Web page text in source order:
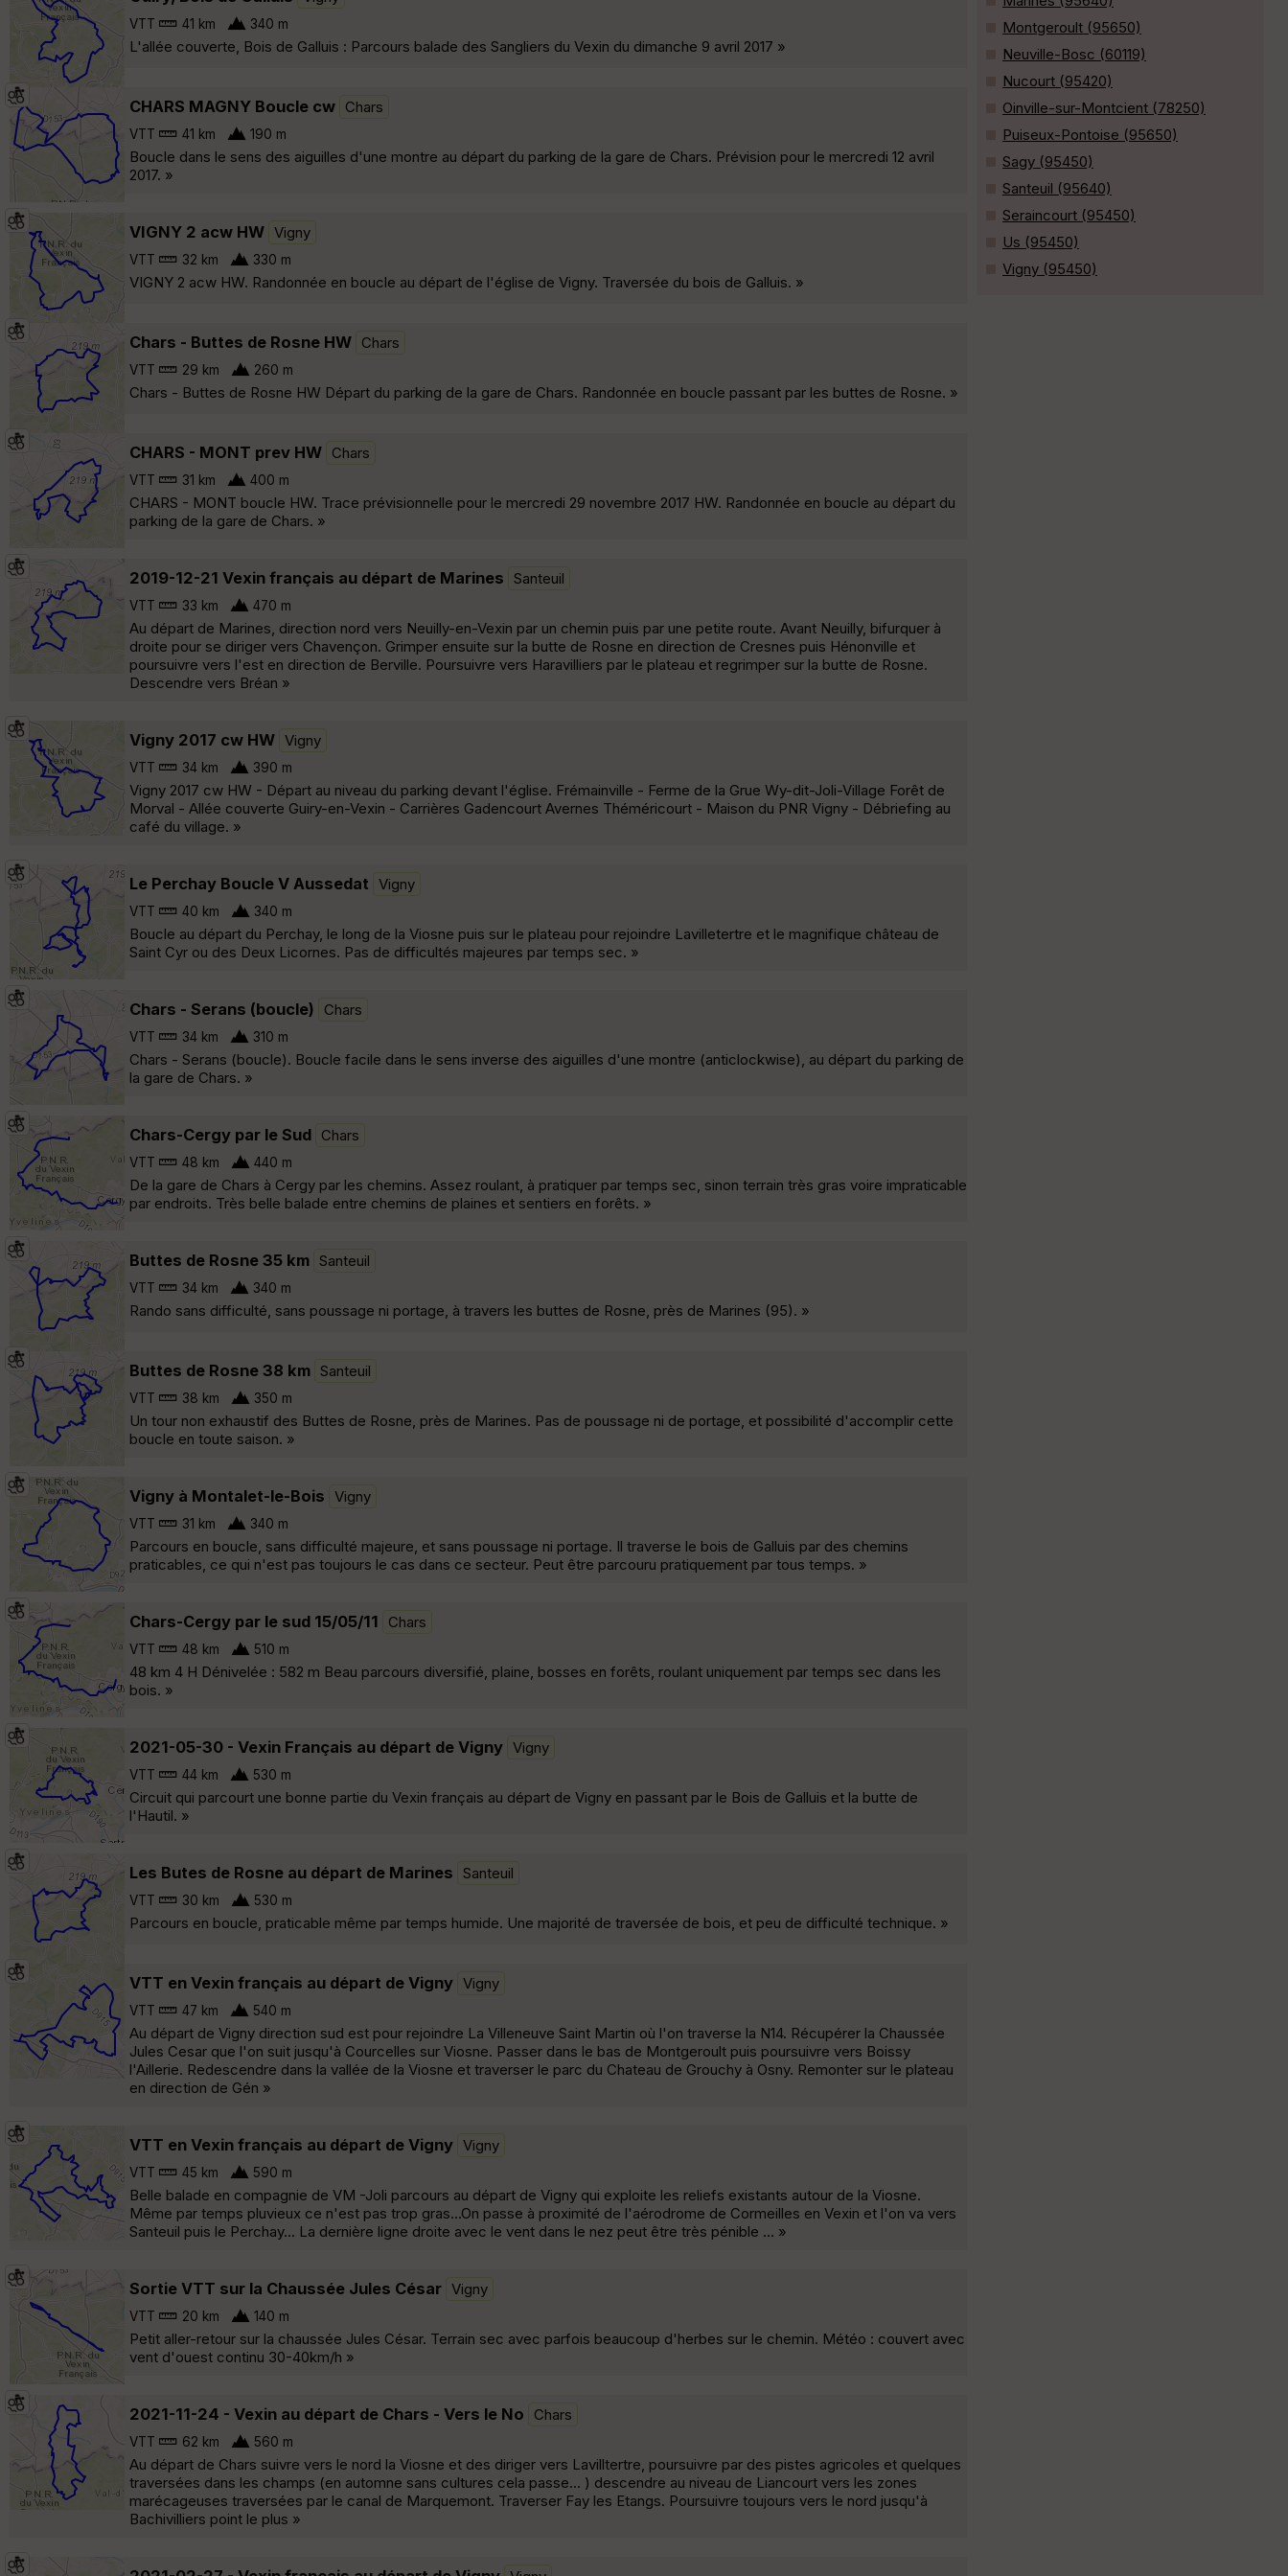
VTT 41 km 340 m
L'allée couverte, Bois de Galluis : Parcours balade des Sangliers du Vexin du dimanche 9 avril 2017 »
CHARS MAGNY Boucle cw Chars
VTT 41 km 190 m
Boucle dans le sens des aiguilles d'une montre au départ du parking de la gare de Chars. Prévision pour le mercredi 12 avril
2017. »
VIGNY 2 acw HW Vigny
VTT 32 km 330 m
VIGNY 2 acw HW. Randonnée en boucle au départ de l'église de Vigny. Traversée du bois de Galluis. »
Chars - Buttes de Rosne HW Chars
VTT 29 km 260 m
Chars - Buttes de Rosne HW Départ du parking de la gare de Chars. Randonnée en boucle passant par les buttes de Rosne. »
CHARS - MONT prev HW Chars
VTT 31 km 400 m
CHARS - MONT boucle HW. Trace prévisionnelle pour le mercredi 29 novembre 2017 HW. Randonnée en boucle au départ du
parking de la gare de Chars. »
2019-12-21 Vexin français au départ de Marines Santeuil
VTT 33 km 470 m
Au départ de Marines, direction nord vers Neuilly-en-Vexin par un chemin puis par une petite route. Avant Neuilly, bifurquer à
droite pour se diriger vers Chavençon. Grimper ensuite sur la butte de Rosne en direction de Cresnes puis Hénonville et
poursuivre vers l'est en direction de Berville. Poursuivre vers Haravilliers par le plateau et regrimper sur la butte de Rosne.
Descendre vers Bréan »
Vigny 2017 cw HW Vigny
VTT 34 km 390 m
Vigny 2017 cw HW - Départ au niveau du parking devant l'église. Frémainville - Ferme de la Grue Wy-dit-Joli-Village Forêt de
Morval - Allée couverte Guiry-en-Vexin - Carrières Gadencourt Avernes Théméricourt - Maison du PNR Vigny - Débriefing au
café du village. »
Le Perchay Boucle V Aussedat Vigny
VTT 40 km 340 m
Boucle au départ du Perchay, le long de la Viosne puis sur le plateau pour rejoindre Lavilletertre et le magnifique château de
Saint Cyr ou des Deux Licornes. Pas de difficultés majeures par temps sec. »
Chars - Serans (boucle) Chars
VTT 34 km 310 m
Chars - Serans (boucle). Boucle facile dans le sens inverse des aiguilles d'une montre (anticlockwise), au départ du parking de
la gare de Chars. »
Chars-Cergy par le Sud Chars
VTT 48 km 440 m
De la gare de Chars à Cergy par les chemins. Assez roulant, à pratiquer par temps sec, sinon terrain très gras voire impraticable
par endroits. Très belle balade entre chemins de plaines et sentiers en forêts. »
Buttes de Rosne 35 km Santeuil
VTT 34 km 340 m
Rando sans difficulté, sans poussage ni portage, à travers les buttes de Rosne, près de Marines (95). »
Buttes de Rosne 38 km Santeuil
VTT 38 km 350 m
Un tour non exhaustif des Buttes de Rosne, près de Marines. Pas de poussage ni de portage, et possibilité d'accomplir cette
boucle en toute saison. »
Vigny à Montalet-le-Bois Vigny
VTT 31 km 340 m
Parcours en boucle, sans difficulté majeure, et sans poussage ni portage. Il traverse le bois de Galluis par des chemins
praticables, ce qui n'est pas toujours le cas dans ce secteur. Peut être parcouru pratiquement par tous temps. »
Chars-Cergy par le sud 15/05/11 Chars
VTT 48 km 510 m
48 km 4 H Dénivelée : 582 m Beau parcours diversifié, plaine, bosses en forêts, roulant uniquement par temps sec dans les
bois. »
2021-05-30 - Vexin Français au départ de Vigny Vigny
VTT 44 km 530 m
Circuit qui parcourt une bonne partie du Vexin français au départ de Vigny en passant par le Bois de Galluis et la butte de
l'Hautil. »
Les Butes de Rosne au départ de Marines Santeuil
VTT 30 km 530 m
Parcours en boucle, praticable même par temps humide. Une majorité de traversée de bois, et peu de difficulté technique. »
VTT en Vexin français au départ de Vigny Vigny
VTT 47 km 540 m
Au départ de Vigny direction sud est pour rejoindre La Villeneuve Saint Martin où l'on traverse la N14. Récupérer la Chaussée
Jules Cesar que l'on suit jusqu'à Courcelles sur Viosne. Passer dans le bas de Montgeroult puis poursuivre vers Boissy
l'Aillerie. Redescendre dans la vallée de la Viosne et traverser le parc du Chateau de Grouchy à Osny. Remonter sur le plateau
en direction de Gén »
VTT en Vexin français au départ de Vigny Vigny
VTT 45 km 590 m
Belle balade en compagnie de VM -Joli parcours au départ de Vigny qui exploite les reliefs existants autour de la Viosne.
Même par temps pluvieux ce n'est pas trop gras...On passe à proximité de l'aérodrome de Cormeilles en Vexin et l'on va vers
Santeuil puis le Perchay... La dernière ligne droite avec le vent dans le nez peut être très pénible ... »
Sortie VTT sur la Chaussée Jules César Vigny
VTT 20 km 140 m
Petit aller-retour sur la chaussée Jules César. Terrain sec avec parfois beaucoup d'herbes sur le chemin. Météo : couvert avec
vent d'ouest continu 30-40km/h »
2021-11-24 - Vexin au départ de Chars - Vers le No Chars
VTT 62 km 560 m
Au départ de Chars suivre vers le nord la Viosne et des diriger vers Lavilltertre, poursuivre par des pistes agricoles et quelques
traversées dans les champs (en automne sans cultures cela passe... ) descendre au niveau de Liancourt vers les zones
marécageuses traversées par le canal de Marquemont. Traverser Fay les Etangs. Poursuivre toujours vers le nord jusqu'à
Bachivilliers point le plus »
Montgeroult (95650)
Neuville-Bosc (60119)
Nucourt (95420)
Oinville-sur-Montcient (78250)
Puiseux-Pontoise (95650)
Sagy (95450)
Santeuil (95640)
Seraincourt (95450)
Us (95450)
Vigny (95450)